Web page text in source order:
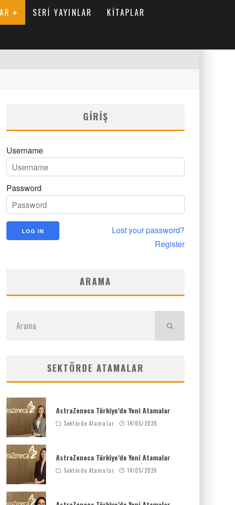
SERI YAYINLAR KITAPLAR
GIRIŞ
Username
Password
Lost your password?
Register
ARAMA
SEKTÖRDE ATAMALAR
AstraZeneca Türkiye’de Yeni Atamalar
Sektörde Atamalar 14/05/2026
AstraZeneca Türkiye’de Yeni Atamalar
Sektörde Atamalar 14/05/2026